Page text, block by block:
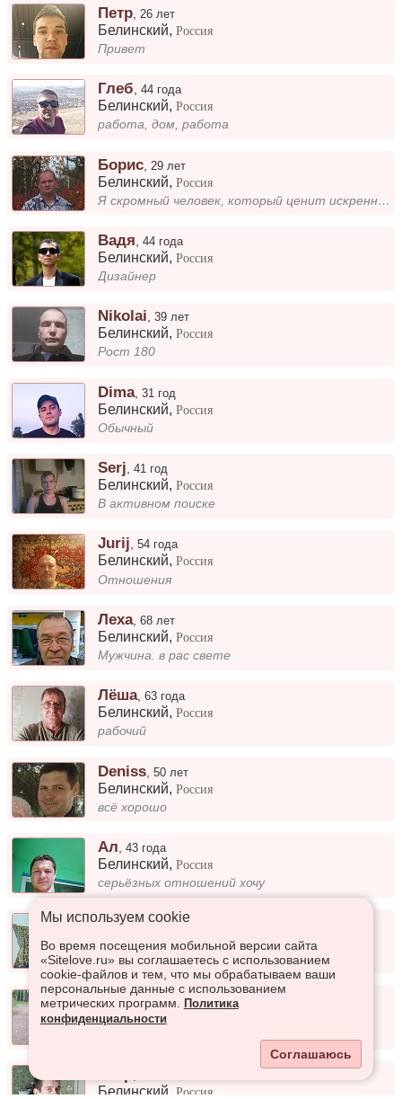
Петр 26 лет
Белинский,Россия
Привет
Глеб ,44 года
Белинский,Россия
работа, дом, работа
Борис 29 лет
Белинский,Россия
Я скромный человек, который ценит искренность и простоту в общении. Мне нравится находить общий язык с людьми, которые д...
Вадя ,44 года
Белинский,Россия
Дизайнер
Nikolai,39 лет
Белинский,Россия
Рост 180
Dima,31 год
Белинский,Россия
Обычный
Serj ,41 год
Белинский,Россия
В активном поиске
Jurij,54 года
Белинский,Россия
Отношения
Леха,68 лет
Белинский,Россия
Мужчина. в рас свете
Лёша,63 года
Белинский,Россия
рабочий
Deniss ,50 лет
Белинский,Россия
всё хорошо
Ал ,43 года
Белинский,Россия
серьёзных отношений хочу
Лео,47 лет
Белинский ,Россия
Хочу создать семью
Николай,70 лет
Белинский
Белинский ,Россия
Мы используем сookie
Во время посещения мобильной версии сайта
«Sitelove.ru» вы соглашаетесь с использованием
cookie-файлов и тем, что мы обрабатываем ваши
персональные данные с использованием
метрических программ.
Политика
конфиденциальности
Соглашаюсь